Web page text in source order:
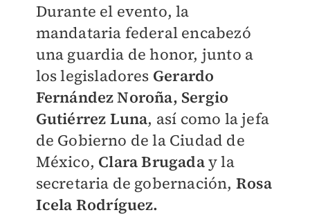
Durante el evento, la
mandataria federal encabezó
una guardia de honor, junto a
los legisladores Gerardo
Fernández Noroña, Sergio
Gutiérrez Luna, así como la jefa
de Gobierno de la Ciudad de
México, Clara Brugaday la
secretaria de gobernación, Rosa
Icela Rodríguez.